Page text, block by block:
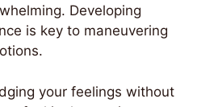
Developing
is key to maneuvering
your feelings without